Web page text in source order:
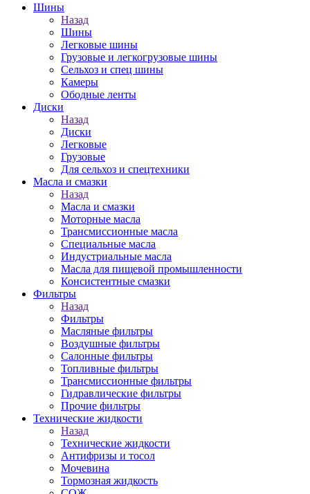
Шины
Назад
Шины
Легковые шины
Грузовые и легкогрузовые шины
Сельхоз и спец шины
Камеры
Ободные ленты
Диски
Назад
Диски
Легковые
Грузовые
Для сельхоз и спецтехники
Масла и смазки
Назад
Масла и смазки
Моторные масла
Трансмиссионные масла
Специальные масла
Индустриальные масла
Масла для пищевой промышленности
Консистентные смазки
Фильтры
Назад
Фильтры
Масляные фильтры
Воздушные фильтры
Салонные фильтры
Топливные фильтры
Трансмиссионные фильтры
Гидравлические фильтры
Прочие фильтры
Технические жидкости
Назад
Технические жидкости
Антифризы и тосол
Мочевина
Тормозная жидкость